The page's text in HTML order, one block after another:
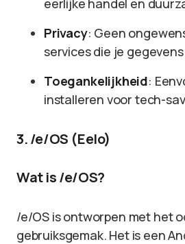
eerlijke handel en
Privacy: Geen
services die je
Toegankelijkheid:
installeren voor tech-
3. /e/OS (Eelo)
Wat is /e/OS?
/e/OS is ontworpen met het
gebruiksgemak. Het is een